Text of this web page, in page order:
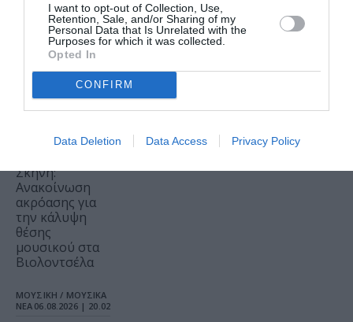
I want to opt-out of Collection, Use,
Retention, Sale, and/or Sharing of my
Personal Data that Is Unrelated with the
Purposes for which it was collected.
Opted In
CONFIRM
Data Deletion Data Access Privacy Policy
είσοδο στον
Θερινό
Δημοτικό
Κινηματογράφο
Αγίας
Παρασκευής |
10-16/8
Σκηνή:
Ανακοίνωση
ακρόασης για
την κάλυψη
θέσης
μουσικού στα
Βιολοντσέλα
ΜΟΥΣΙΚΗ / ΜΟΥΣΙΚΑ
ΝΕΑ 06.08.2026 | 20.02